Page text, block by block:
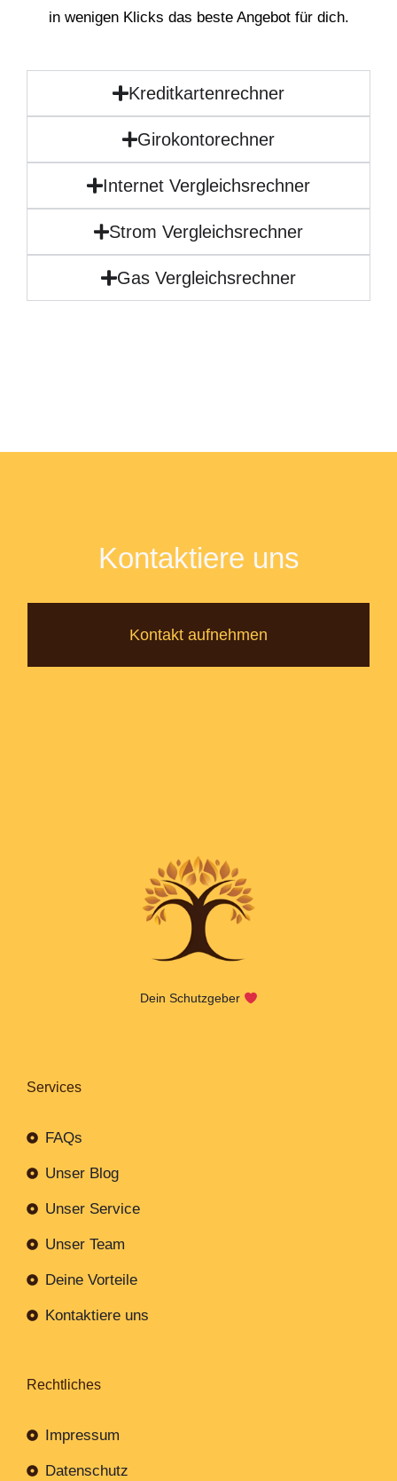
in wenigen Klicks das beste Angebot für dich.
Kreditkartenrechner
Girokontorechner
Internet Vergleichsrechner
Strom Vergleichsrechner
Gas Vergleichsrechner
Kontaktiere uns
Kontakt aufnehmen
Dein Schutzgeber
Services
FAQs
Unser Blog
Unser Service
Unser Team
Deine Vorteile
Kontaktiere uns
Rechtliches
Impressum
Datenschutz